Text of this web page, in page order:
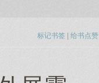
标记书签 | 给书点赞